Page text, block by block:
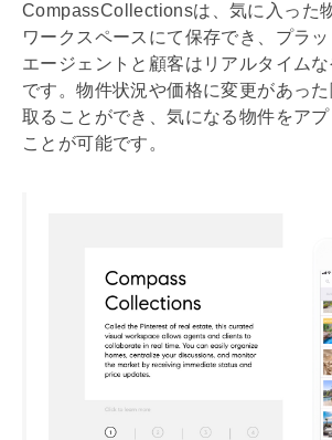
CompassCollectionsは、気に入った
ワークスペースにて保存でき、プラ
エージェントと顧客はリアルタイム
です。物件状況や価格に変更があっ
取ることができ、気になる物件をア
ことが可能です。